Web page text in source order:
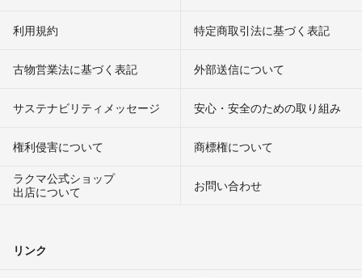
利用規約 特定商取引法に基づく表記
古物営業法に基づく表記 外部送信について
サステナビリティメッセージ 安心・安全のための取り組み
権利侵害について
商標権について
ラクマ公式ショップ
出店について
お問い合わせ
リンク